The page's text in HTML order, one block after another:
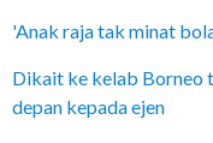
'Anak raja tak minat
Dikait ke kelab Borneo
depan kepada ejen